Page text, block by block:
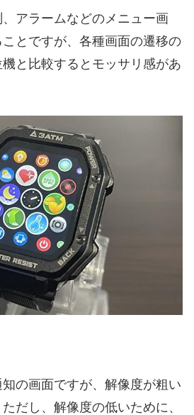
アラームなどのメニュー画
とですが、各種画面の遷移の
と比較するとモッサリ感があ
の画面ですが、解像度が粗い
だし、解像度の低いために、